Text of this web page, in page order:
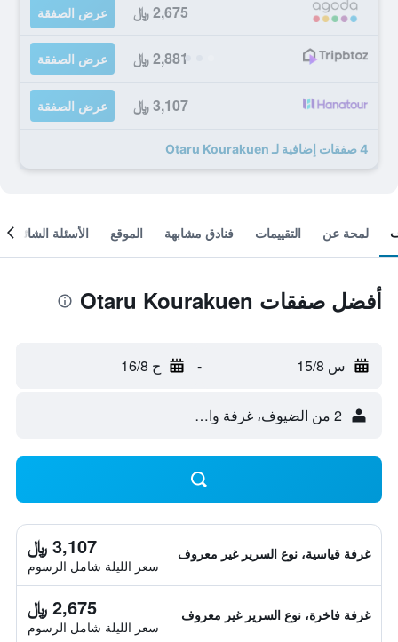
2,675 ﷼ عرض الصفقة
2,881 ﷼ عرض الصفقة
3,107 ﷼ عرض الصفقة
4 صفقات إضافية لـ Otaru Kourakuen
لمحة عن التقييمات فنادق مشابهة الموقع الأسئلة الشائعة
أفضل صفقات Otaru Kourakuen
س 15/8 - ح 16/8
2 من الضيوف، غرفة واحدة
غرفة قياسية، نوع السرير غير معروف 3,107 ﷼
سعر الليلة شامل الرسوم
غرفة فاخرة، نوع السرير غير معروف 2,675 ﷼
سعر الليلة شامل الرسوم